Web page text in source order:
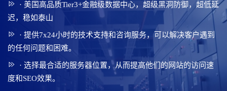
· 美国高品质Tier3+金融级数据中心，超级黑洞防御，超低延
迟，稳如泰山
· 提供7x24小时的技术支持和咨询服务，可以解决客户遇到
的任何问题和困难。
· 选择最合适的服务器位置，从而提高他们的网站的访问速
度和SEO效果。